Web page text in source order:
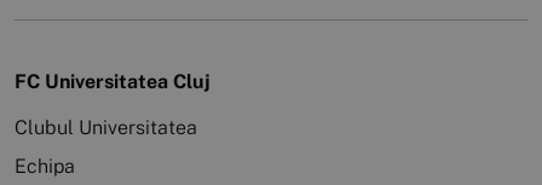
FC Universitatea Cluj
Clubul Universitatea
Echipa